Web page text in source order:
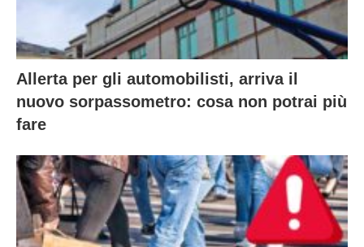
Allerta per gli automobilisti, arriva il
nuovo sorpassometro: cosa non potrai più
fare